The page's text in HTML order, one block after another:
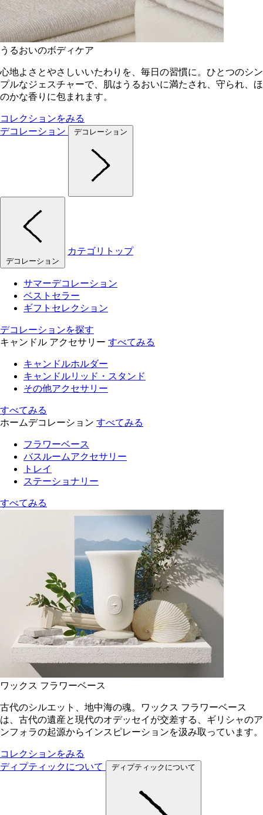
うるおいのボディケア
心地よさとやさしいいたわりを、毎日の習慣に。ひとつのシン
プルなジェスチャーで、肌はうるおいに満たされ、守られ、ほ
のかな香りに包まれます。
コレクションをみる
デコレーション
デコレーション
デコレーション
カテゴリトップ
サマーデコレーション
ベストセラー
ギフトセレクション
デコレーションを探す
キャンドル アクセサリー すべてみる
キャンドルホルダー
キャンドルリッド・スタンド
その他アクセサリー
すべてみる
ホームデコレーション すべてみる
フラワーベース
バスルームアクセサリー
トレイ
ステーショナリー
すべてみる
ワックス フラワーベース
古代のシルエット、地中海の魂。ワックス フラワーベース
は、古代の遺産と現代のオデッセイが交差する、ギリシャのア
ンフォラの起源からインスピレーションを汲み取っています。
コレクションをみる
ディプティックについて
ディプティックについて